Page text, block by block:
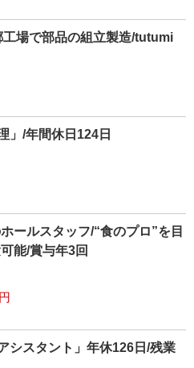
場で部品の組立製造/tutumi
」/年間休日124日
ールスタッフ/“食のプロ”を目
能/賞与年3回
シスタント」年休126日/残業